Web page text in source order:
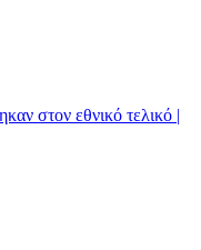
στον εθνικό τελικό |